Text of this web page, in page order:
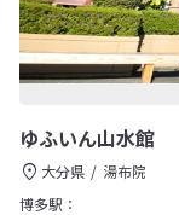
ゆふいん山水館
大分県
湯布院
博多駅：